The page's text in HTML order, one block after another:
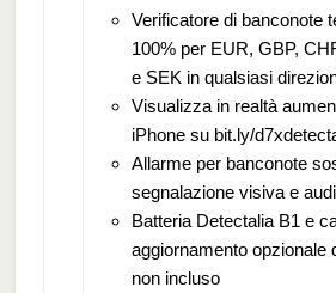
Verificatore di banconote
100% per EUR, GBP,
e SEK in qualsiasi
Visualizza in realtà
iPhone su bit.ly/
Allarme per banconote
segnalazione visiva e
Batteria Detectalia B1 e
aggiornamento opzionale
non incluso